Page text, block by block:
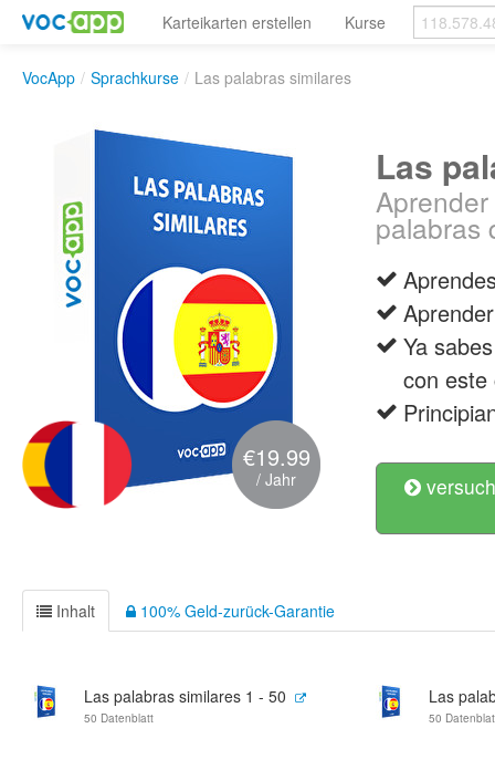
Karteikarten erstellen Kurse
VocApp / Sprachkurse / Las palabras similares
€19.99
/ Jahr
Las
palabras
Ya
con este
Inhalt 100% Geld-zurück-Garantie
Las palabras similares 1 - 50
50 Datenblatt
Las
50